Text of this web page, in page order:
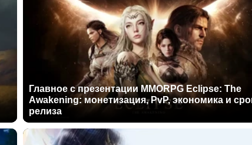
Главное с презентации MMORPG Eclipse: The
Awakening: монетизация, PvP, экономика и
релиза